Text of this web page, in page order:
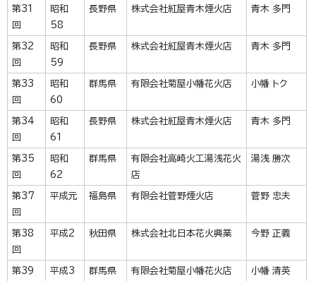
第31
回
昭和
58
長野県 株式会社紅屋青木煙火店 青木 多門
第32
回
昭和
59
長野県 株式会社紅屋青木煙火店 青木 多門
第33
回
昭和
60
群馬県 有限会社菊屋小幡花火店 小幡 トク
第34
回
昭和
61
長野県 株式会社紅屋青木煙火店 青木 多門
第35
回
昭和
62
群馬県
有限会社高崎火工湯浅花火
店
湯浅 勝次
第37
回
平成元 福島県 有限会社菅野煙火店 菅野 忠夫
第38
回
平成2 秋田県 株式会社北日本花火興業 今野 正義
第39
平成3 群馬県 有限会社菊屋小幡花火店 小幡 清英